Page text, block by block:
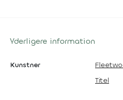
Yderligere information
Kunstner
Titel